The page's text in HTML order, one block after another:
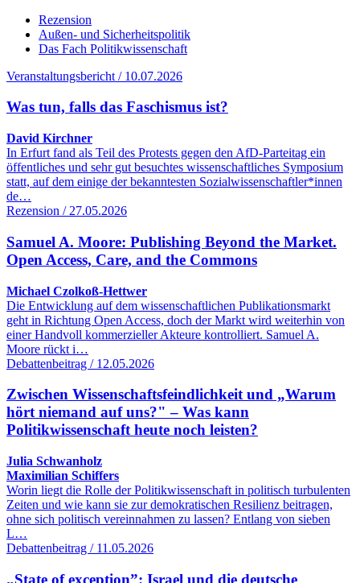
Rezension
Außen- und Sicherheitspolitik
Das Fach Politikwissenschaft
Veranstaltungsbericht / 10.07.2026
Was tun, falls das Faschismus ist?
David Kirchner
In Erfurt fand als Teil des Protests gegen den AfD-Parteitag ein
öffentliches und sehr gut besuchtes wissenschaftliches Symposium
statt, auf dem einige der bekanntesten Sozialwissenschaftler*innen
de…
Rezension / 27.05.2026
Samuel A. Moore: Publishing Beyond the Market.
Open Access, Care, and the Commons
Michael Czolkoß-Hettwer
Die Entwicklung auf dem wissenschaftlichen Publikationsmarkt
geht in Richtung Open Access, doch der Markt wird weiterhin von
einer Handvoll kommerzieller Akteure kontrolliert. Samuel A.
Moore rückt i…
Debattenbeitrag / 12.05.2026
Zwischen Wissenschaftsfeindlichkeit und „Warum
hört niemand auf uns?" – Was kann
Politikwissenschaft heute noch leisten?
Julia Schwanholz
Maximilian Schiffers
Worin liegt die Rolle der Politikwissenschaft in politisch turbulenten
Zeiten und wie kann sie zur demokratischen Resilienz beitragen,
ohne sich politisch vereinnahmen zu lassen? Entlang von sieben
L…
Debattenbeitrag / 11.05.2026
„State of exception”: Israel und die deutsche